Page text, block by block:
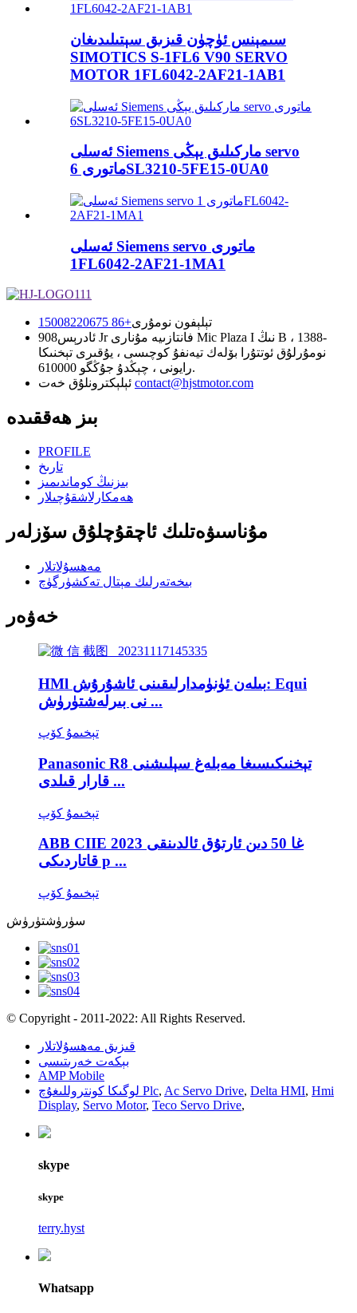
سىمېنس ئۈچۈن قىزىق سېتىلىدىغان
SIMOTICS S-1FL6 V90 SERVO
MOTOR 1FL6042-2AF21-1AB1
ئەسلى Siemens ماركىلىق يېڭى servo
ماتورى 6SL3210-5FE15-0UA0
ئەسلى Siemens servo ماتورى
1FL6042-2AF21-1MA1
تېلېفون نومۇرى+86 15008220675
ئادرېس908 Jr فانتازىيە مۇنارى Mic Plaza I نىڭ B ، 1388-
نومۇرلۇق ئوتتۇرا بۆلەك تيەنفۇ كوچىسى ، يۇقىرى تېخنىكا
رايونى ، چېڭدۇ جۇڭگو 610000.
ئېلېكترونلۇق خەت contact@hjstmotor.com
بىز ھەققىدە
PROFILE
تارىخ
بىزنىڭ كوماندىمىز
ھەمكارلاشقۇچىلار
مۇناسىۋەتلىك ئاچقۇچلۇق سۆزلەر
مەھسۇلاتلار
بىخەتەرلىك مېتال تەكشۈرگۈچ
خەۋەر
HMl بىلەن ئۈنۈمدارلىقىنى ئاشۇرۇش: Equi
نى بىرلەشتۈرۈش ...
تېخىمۇ كۆپ
Panasonic R8 تېخنىكىسىغا مەبلەغ سېلىشنى
قارار قىلدى ...
تېخىمۇ كۆپ
ABB CIIE 2023 غا 50 دىن ئارتۇق ئالدىنقى
قاتاردىكى p ...
تېخىمۇ كۆپ
سۈرۈشتۈرۈش
© Copyright - 2011-2022: All Rights Reserved.
قىزىق مەھسۇلاتلار
بېكەت خەرىتىسى
AMP Mobile
لوگىكا كونتروللىغۇچ Plc, Ac Servo Drive, Delta HMI, Hmi
Display, Servo Motor, Teco Servo Drive,
skype
skype
terry.hyst
Whatsapp